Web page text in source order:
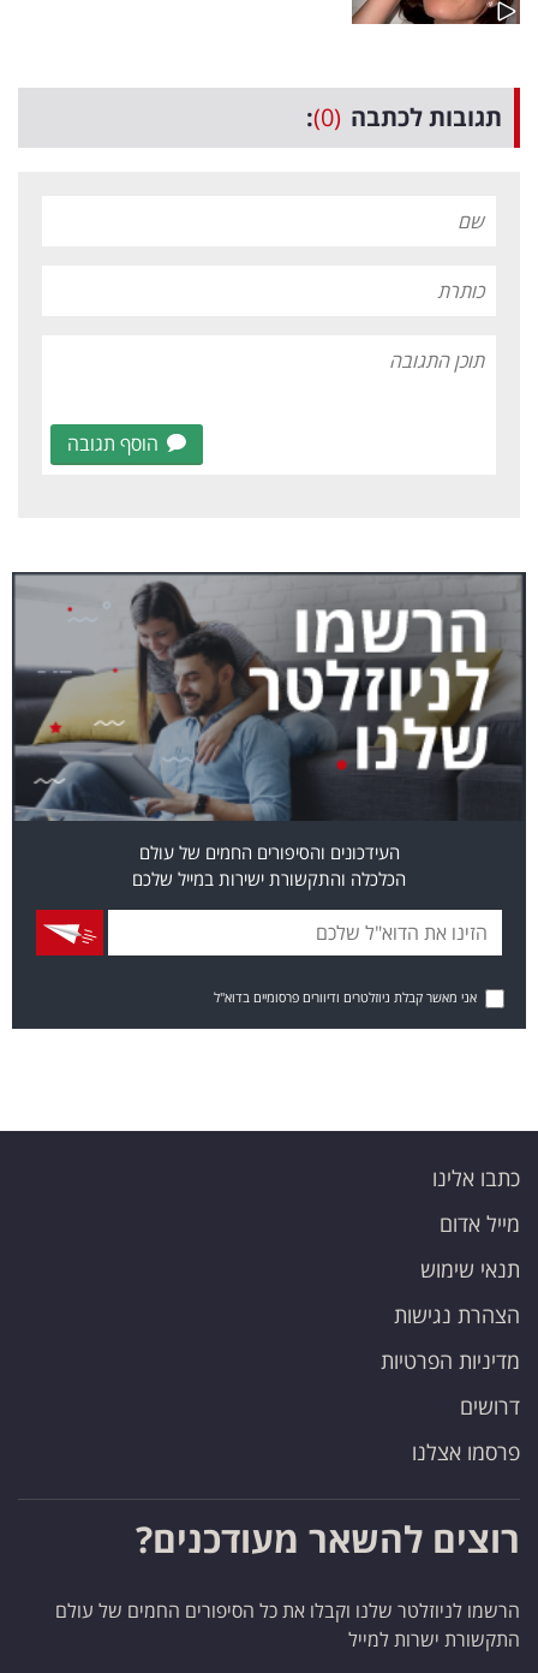
תגובות לכתבה (0)
:
הוסף תגובה
העידכונים והסיפורים החמים של עולם
הכלכלה והתקשורת ישירות במייל שלכם
אני מאשר קבלת ניוזלטרים ודיוורים פרסומיים בדוא"ל
כתבו אלינו
מייל אדום
תנאי שימוש
הצהרת נגישות
מדיניות הפרטיות
דרושים
פרסמו אצלנו
רוצים להשאר מעודכנים?
הרשמו לניוזלטר שלנו וקבלו את כל הסיפורים החמים של עולם
התקשורת ישרות למייל